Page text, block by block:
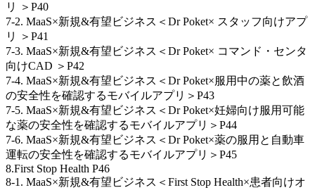
リ ＞P40
7-2. MaaS×新規&有望ビジネス＜Dr Poket× スタッフ向けアプ
リ ＞P41
7-3. MaaS×新規&有望ビジネス＜Dr Poket× コマンド・センタ
向けCAD ＞P42
7-4. MaaS×新規&有望ビジネス＜Dr Poket×服用中の薬と飲酒
の安全性を確認するモバイルアプリ＞P43
7-5. MaaS×新規&有望ビジネス＜Dr Poket×妊婦向け服用可能
な薬の安全性を確認するモバイルアプリ＞P44
7-6. MaaS×新規&有望ビジネス＜Dr Poket×薬の服用と自動車
運転の安全性を確認するモバイルアプリ＞P45
8.First Stop Health P46
8-1. MaaS×新規&有望ビジネス＜First Stop Health×患者向けオ